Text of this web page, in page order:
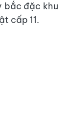
bắc đặc khu
cấp 11.